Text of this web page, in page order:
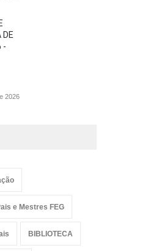
DE
-
2026
e Mestres FEG
BIBLIOTECA